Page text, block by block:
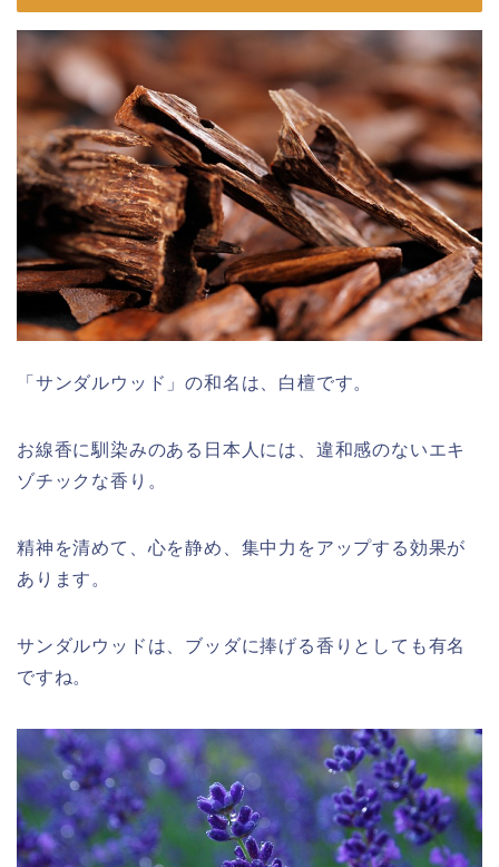
「サンダルウッド」の和名は、白檀です。
お線香に馴染みのある日本人には、違和感のないエキ
ゾチックな香り。
精神を清めて、心を静め、集中力をアップする効果が
あります。
サンダルウッドは、ブッダに捧げる香りとしても有名
ですね。